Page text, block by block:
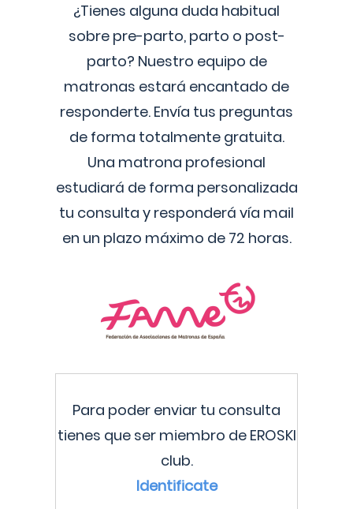
¿Tienes alguna duda habitual
sobre pre-parto, parto o post-
parto? Nuestro equipo de
matronas estará encantado de
responderte. Envía tus preguntas
de forma totalmente gratuita.
Una matrona profesional
estudiará de forma personalizada
tu consulta y responderá vía mail
en un plazo máximo de 72 horas.
Para poder enviar tu consulta
tienes que ser miembro de EROSKI
club.
Identificate